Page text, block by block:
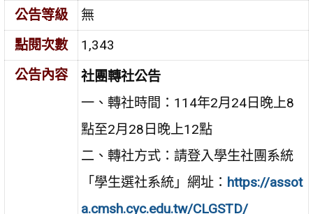
公告等級
無
點閱次數
1,343
公告內容
社團轉社公告
一、轉社時間：114年2月24日晚上8
點至2月28日晚上12點
二、轉社方式：請登入學生社團系統
「學生選社系統」網址： https://assot
a.cmsh.cyc.edu.tw/CLGSTD/